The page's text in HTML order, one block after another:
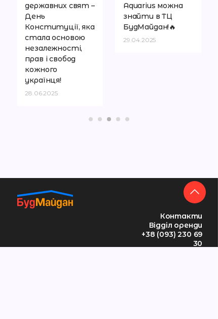
державних свят –
День
Конституції, яка
стала основою
незалежності,
прав і свобод
кожного
українця!
28.06.2025
Aquarius можна
знайти в ТЦ
БудМайдан!🔥
29.04.2025
Контакти
Відділ оренди
+38 (093) 230 69
30